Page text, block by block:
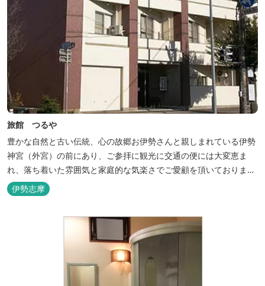
旅館 つるや
豊かな自然と古い伝統、心の故郷お伊勢さんと親しまれている伊勢
神宮（外宮）の前にあり、ご参拝に観光に交通の便には大変恵ま
れ、落ち着いた雰囲気と家庭的な気楽さでご愛顧を頂いておりま
す。
伊勢志摩